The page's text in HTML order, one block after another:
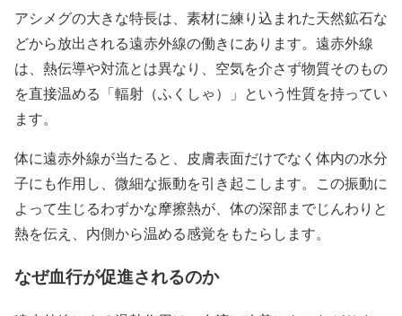
アシメグの大きな特長は、素材に練り込まれた天然鉱石な
どから放出される遠赤外線の働きにあります。遠赤外線
は、熱伝導や対流とは異なり、空気を介さず物質そのもの
を直接温める「輻射（ふくしゃ）」という性質を持ってい
ます。
体に遠赤外線が当たると、皮膚表面だけでなく体内の水分
子にも作用し、微細な振動を引き起こします。この振動に
よって生じるわずかな摩擦熱が、体の深部までじんわりと
熱を伝え、内側から温める感覚をもたらします。
なぜ血行が促進されるのか